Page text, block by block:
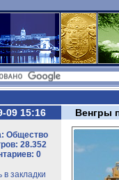
09 15:16
Общество
28.352
0
в закладки
Венгры